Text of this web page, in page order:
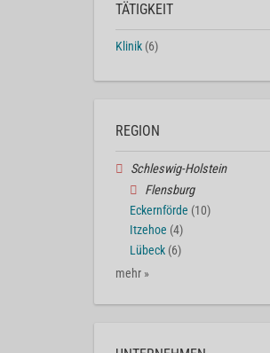
TÄTIGKEIT
Klinik (6)
REGION
Schleswig-Holstein
Flensburg
Eckernförde (10)
Itzehoe (4)
Lübeck (6)
mehr »